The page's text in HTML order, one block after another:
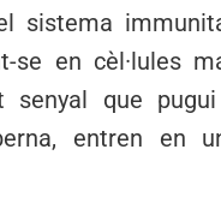
sistema
en cèl·lules
que
entren en